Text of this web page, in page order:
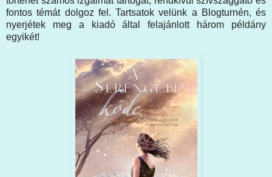
fontos témát dolgoz fel. Tartsatok velünk a Blogturnén, és
nyerjétek meg a kiadó által felajánlott három példány
egyikét!